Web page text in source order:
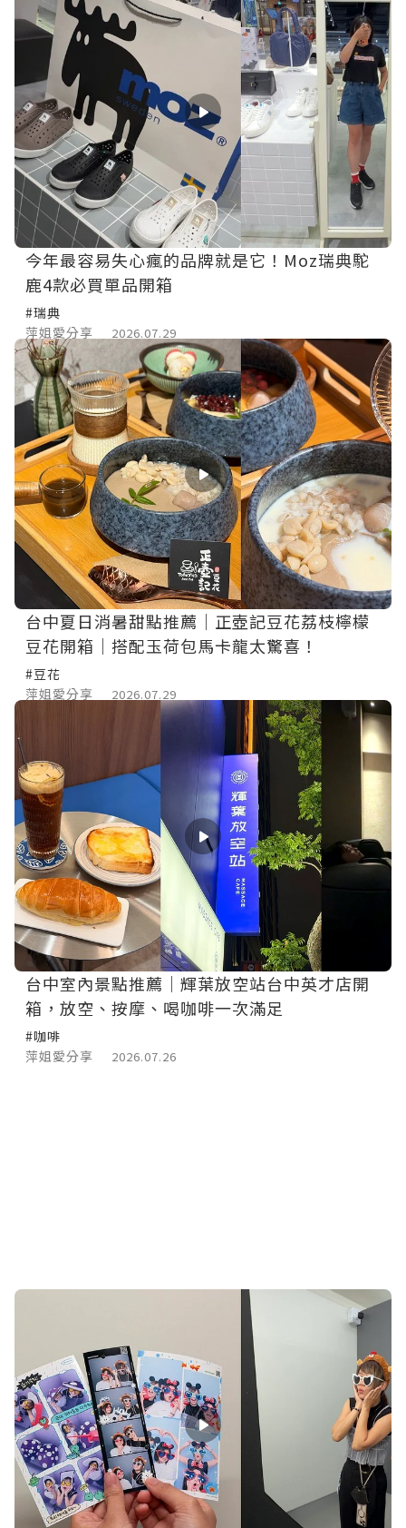
今年最容易失心瘋的品牌就是它！Moz瑞典駝
鹿4款必買單品開箱
#瑞典
萍姐愛分享
2026.07.29
台中夏日消暑甜點推薦｜正壺記豆花荔枝檸檬
豆花開箱｜搭配玉荷包馬卡龍太驚喜！
#豆花
萍姐愛分享
2026.07.29
台中室內景點推薦｜輝葉放空站台中英才店開
箱，放空、按摩、喝咖啡一次滿足
#咖啡
萍姐愛分享
2026.07.26